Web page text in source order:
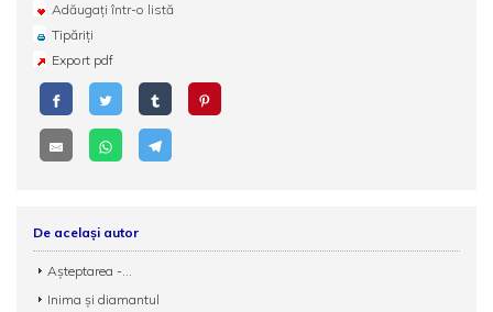
Adăugați într-o listă
Tipăriți
Export pdf
De același autor
Așteptarea -...
Inima și diamantul